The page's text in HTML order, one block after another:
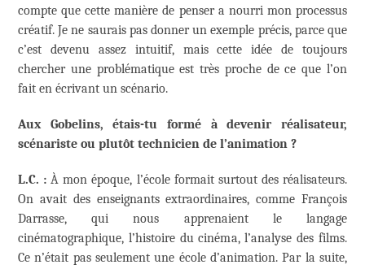
compte que cette manière de penser a nourri mon processus
créatif. Je ne saurais pas donner un exemple précis, parce que
c’est devenu assez intuitif, mais cette idée de toujours
chercher une problématique est très proche de ce que l’on
fait en écrivant un scénario.
Aux Gobelins, étais-tu formé à devenir réalisateur,
scénariste ou plutôt technicien de l’animation ?
L.C. : À mon époque, l’école formait surtout des réalisateurs.
On avait des enseignants extraordinaires, comme François
Darrasse, qui nous apprenaient le langage
cinématographique, l’histoire du cinéma, l’analyse des films.
Ce n’était pas seulement une école d’animation. Par la suite,